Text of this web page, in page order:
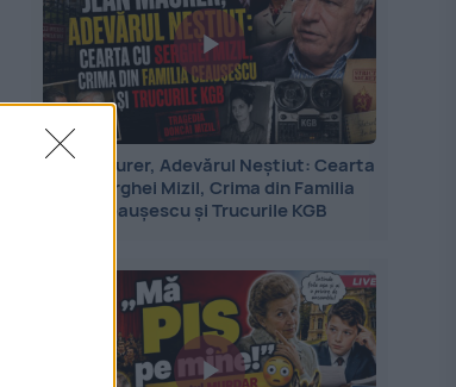
Jean Maurer, Adevărul Neștiut: Cearta
cu Serghei Mizil, Crima din Familia
Ceaușescu și Trucurile KGB